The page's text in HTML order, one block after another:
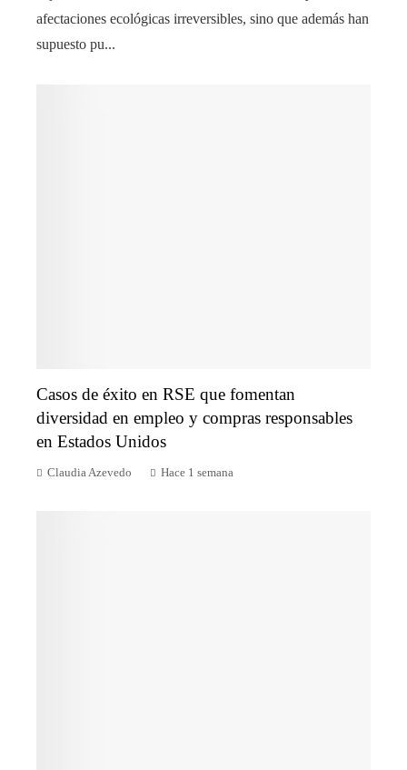
afectaciones ecológicas irreversibles, sino que además han
supuesto pu...
Casos de éxito en RSE que fomentan
diversidad en empleo y compras responsables
en Estados Unidos
Claudia Azevedo Hace 1 semana